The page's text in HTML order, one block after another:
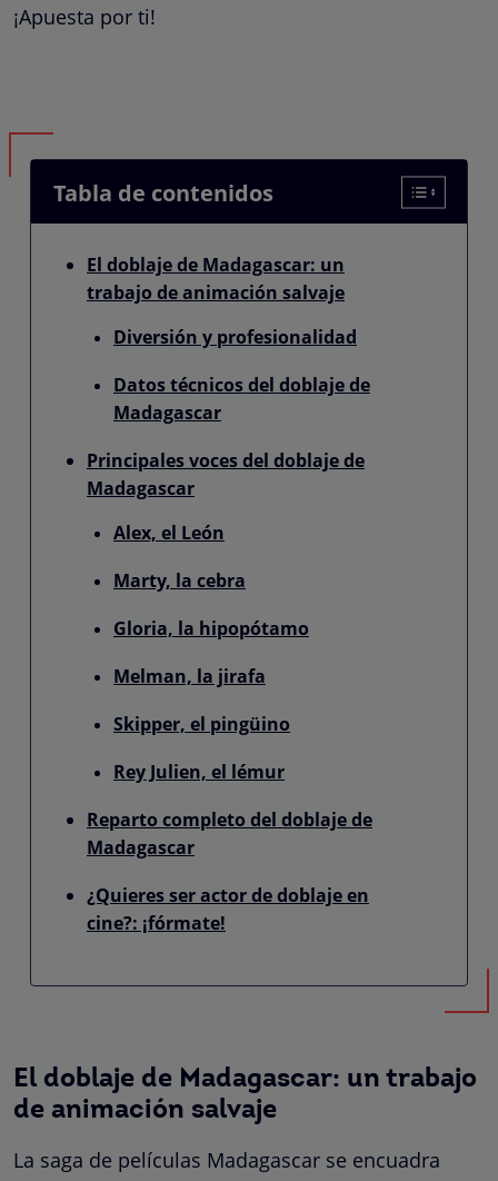
¡Apuesta por ti!
Tabla de contenidos
El doblaje de Madagascar: un
trabajo de animación salvaje
Diversión y profesionalidad
Datos técnicos del doblaje de
Madagascar
Principales voces del doblaje de
Madagascar
Alex, el León
Marty, la cebra
Gloria, la hipopótamo
Melman, la jirafa
Skipper, el pingüino
Rey Julien, el lémur
Reparto completo del doblaje de
Madagascar
¿Quieres ser actor de doblaje en
cine?: ¡fórmate!
El doblaje de Madagascar: un trabajo
de animación salvaje
La saga de películas Madagascar se encuadra